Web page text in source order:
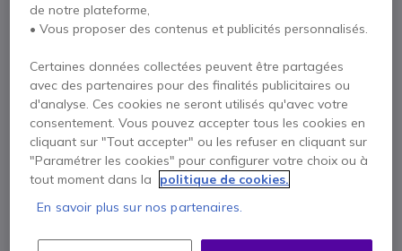
DEVIS EN 4 HEURES
Épuisé
Payez en 4 sans frais (150,59 €)Afficher plus
Points Forts
de notre plateforme,
• Vous proposer des contenus et publicités personnalisés.
Certaines données collectées peuvent être partagées
avec des partenaires pour des finalités publicitaires ou
d'analyse. Ces cookies ne seront utilisés qu'avec votre
consentement. Vous pouvez accepter tous les cookies en
cliquant sur "Tout accepter" ou les refuser en cliquant sur
"Paramétrer les cookies" pour configurer votre choix ou à
tout moment dans la
politique de cookies.
En savoir plus sur nos partenaires.